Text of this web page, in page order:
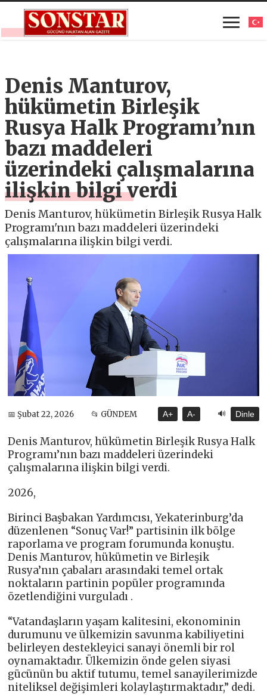
Denis Manturov,
hükümetin Birleşik
Rusya Halk Programı’nın
bazı maddeleri
üzerindeki çalışmalarına
ilişkin bilgi verdi
Denis Manturov, hükümetin Birleşik Rusya Halk
Programı'nın bazı maddeleri üzerindeki
çalışmalarına ilişkin bilgi verdi.
📅 Şubat 22, 2026 📂 GÜNDEM A+ A- 🔊 Dinle
Denis Manturov, hükümetin Birleşik Rusya Halk
Programı’nın bazı maddeleri üzerindeki
çalışmalarına ilişkin bilgi verdi.
2026,
Birinci Başbakan Yardımcısı, Yekaterinburg’da
düzenlenen “Sonuç Var!” partisinin ilk bölge
raporlama ve program forumunda konuştu.
Denis Manturov, hükümetin ve Birleşik
Rusya’nın çabaları arasındaki temel ortak
noktaların partinin popüler programında
özetlendiğini vurguladı .
“Vatandaşların yaşam kalitesini, ekonominin
durumunu ve ülkemizin savunma kabiliyetini
belirleyen destekleyici sanayi önemli bir rol
oynamaktadır. Ülkemizin önde gelen siyasi
gücünün bu aktif tutumu, temel sanayilerimizde
niteliksel değişimleri kolaylaştırmaktadır,” dedi.